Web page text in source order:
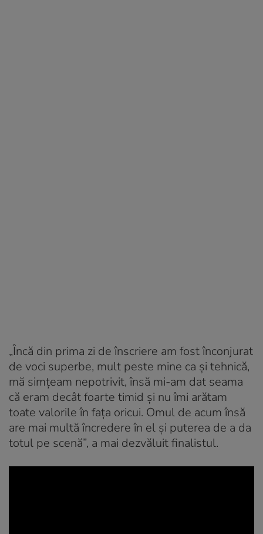
„Încă din prima zi de înscriere am fost înconjurat
de voci superbe, mult peste mine ca și tehnică,
mă simțeam nepotrivit, însă mi-am dat seama
că eram decât foarte timid și nu îmi arătam
toate valorile în fața oricui. Omul de acum însă
are mai multă încredere în el și puterea de a da
totul pe scenă”, a mai dezvăluit finalistul.